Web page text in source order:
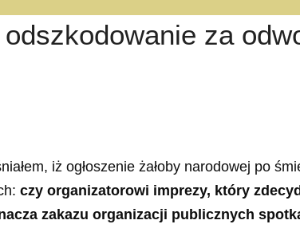
za
iż ogłoszenie żałoby narodowej po
czy organizatorowi imprezy, który
zakazu organizacji publicznych